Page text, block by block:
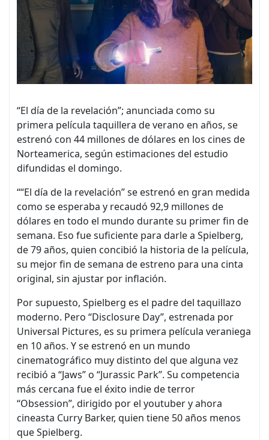
“El día de la revelación”; anunciada como su
primera película taquillera de verano en años, se
estrenó con 44 millones de dólares en los cines de
Norteamerica, según estimaciones del estudio
difundidas el domingo.
““El día de la revelación” se estrenó en gran medida
como se esperaba y recaudó 92,9 millones de
dólares en todo el mundo durante su primer fin de
semana. Eso fue suficiente para darle a Spielberg,
de 79 años, quien concibió la historia de la película,
su mejor fin de semana de estreno para una cinta
original, sin ajustar por inflación.
Por supuesto, Spielberg es el padre del taquillazo
moderno. Pero “Disclosure Day”, estrenada por
Universal Pictures, es su primera película veraniega
en 10 años. Y se estrenó en un mundo
cinematográfico muy distinto del que alguna vez
recibió a “Jaws” o “Jurassic Park”. Su competencia
más cercana fue el éxito indie de terror
“Obsession”, dirigido por el youtuber y ahora
cineasta Curry Barker, quien tiene 50 años menos
que Spielberg.